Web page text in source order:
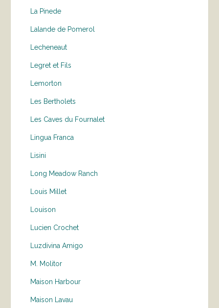
La Pinede
Lalande de Pomerol
Lecheneaut
Legret et Fils
Lemorton
Les Bertholets
Les Caves du Fournalet
Lingua Franca
Lisini
Long Meadow Ranch
Louis Millet
Louison
Lucien Crochet
Luzdivina Amigo
M. Molitor
Maison Harbour
Maison Lavau